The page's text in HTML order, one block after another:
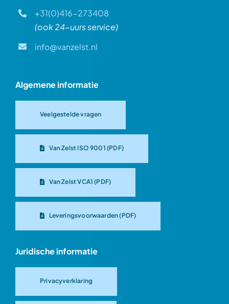
+31(0)416-273408
(ook 24-uurs service)
info@vanzelst.nl
Algemene informatie
Veelgestelde vragen
Van Zelst ISO 9001 (PDF)
Van Zelst VCA1 (PDF)
Leveringsvoorwaarden (PDF)
Juridische informatie
Privacyverklaring